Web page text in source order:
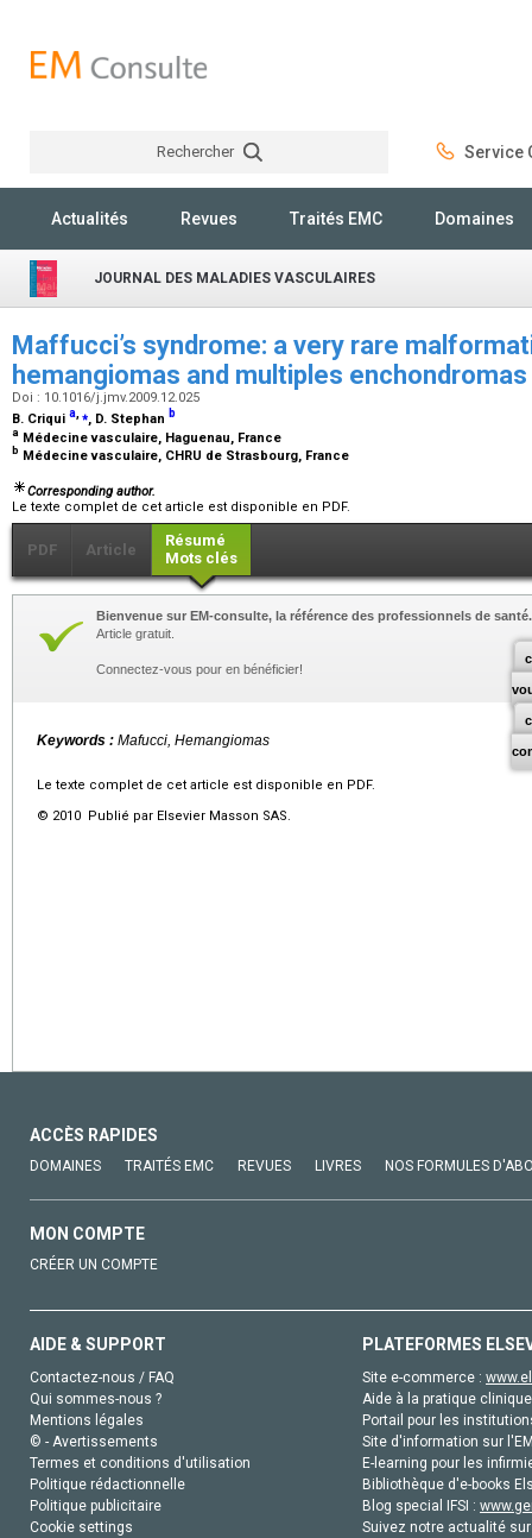
Rechercher Service
Actualités Revues Traités EMC Domaines
JOURNAL DES MALADIES VASCULAIRES
Maffucci’s syndrome: a very rare
hemangiomas and multiples enchondromas
Doi : 10.1016/j.jmv.2009.12.025
B. Criqui a ⁎, D. Stephan b
a Médecine vasculaire, Haguenau, France
b Médecine vasculaire, CHRU de Strasbourg, France
Corresponding author.
Le texte complet de cet article est disponible en PDF.
PDF Article
Résumé
Mots clés
Bienvenue sur EM-consulte, la référence des professionnels de santé.
Article gratuit.
Connectez-vous pour en bénéficier!
Keywords : Mafucci, Hemangiomas
Le texte complet de cet article est disponible en PDF.
© 2010 Publié par Elsevier Masson SAS.
ACCÈS RAPIDES
DOMAINES TRAITÉS EMC REVUES LIVRES NOS FORMULES
MON COMPTE
CRÉER UN COMPTE
AIDE & SUPPORT
Contactez-nous / FAQ
Qui sommes-nous ?
Mentions légales
© - Avertissements
Termes et conditions d'utilisation
Politique rédactionnelle
Politique publicitaire
Cookie settings
PLATEFORMES
Site e-commerce :
Aide à la pratique
Portail pour les
Site d'information sur
E-learning pour les
Bibliothèque d'e-books
Blog special IFSI :
Suivez notre actualité